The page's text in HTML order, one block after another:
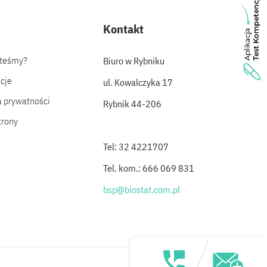
prywatności
Kontakt
Biuro w Rybniku
ul. Kowalczyka 17
Rybnik 44-206
Tel: 32 4221707
Tel. kom.: 666 069 831
bsp@biostat.com.pl